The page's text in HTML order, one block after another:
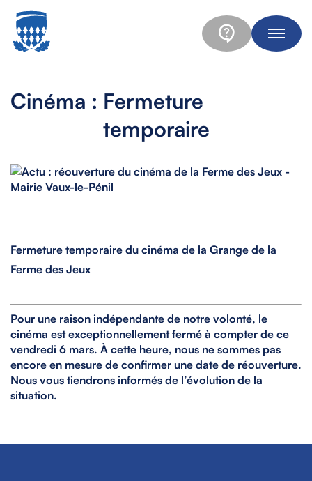
Cinéma : Fermeture
temporaire
Fermeture temporaire du cinéma de la Grange de la
Ferme des Jeux
Pour une raison indépendante de notre volonté, le
cinéma est exceptionnellement fermé à compter de ce
vendredi 6 mars. À cette heure, nous ne sommes pas
encore en mesure de confirmer une date de réouverture.
Nous vous tiendrons informés de l’évolution de la
situation.